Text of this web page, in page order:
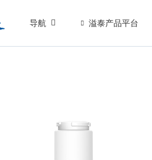
导航 溢泰产品平台